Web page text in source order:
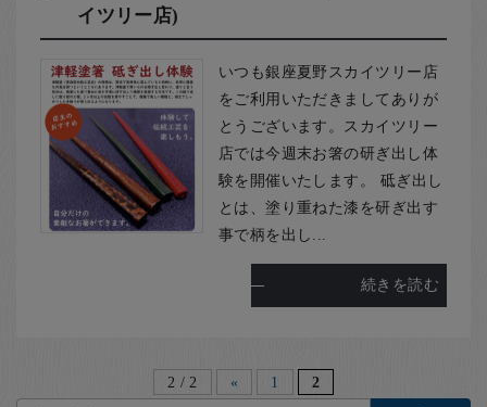
イツリー店)
いつも銀座夏野スカイツリー店
をご利用いただきましてありが
とうございます。スカイツリー
店では今週末お箸の研ぎ出し体
験を開催いたします。 砥ぎ出し
とは、塗り重ねた漆を研ぎ出す
事で柄を出し...
続きを読む
2 / 2 « 1 2